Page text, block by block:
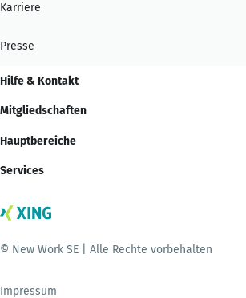
Karriere
Presse
Hilfe & Kontakt
Mitgliedschaften
Hauptbereiche
Services
© New Work SE | Alle Rechte vorbehalten
Impressum